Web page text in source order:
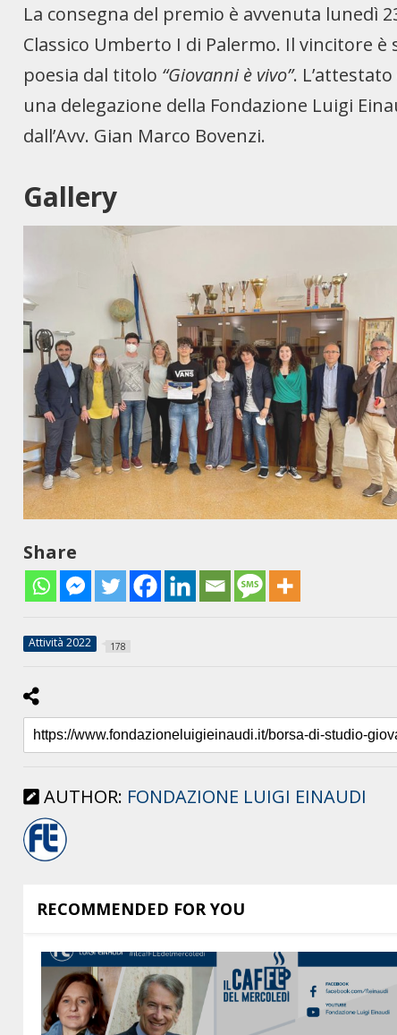
La consegna del premio è avvenuta lunedì
Classico Umberto I di Palermo. Il vincitore
poesia dal titolo “Giovanni è vivo”.
una delegazione della Fondazione Luigi
dall’Avv. Gian Marco Bovenzi.
Gallery
Share
Attività 2022 178
AUTHOR: FONDAZIONE LUIGI EINAUDI
RECOMMENDED FOR YOU